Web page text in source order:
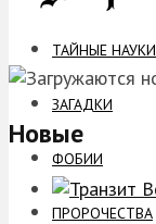
ТАЙНЫЕ НАУКИ
ЗАГАДКИ
ФОБИИ
ПРОРОЧЕСТВА
Новые